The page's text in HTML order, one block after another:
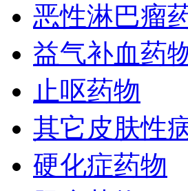
恶性淋巴瘤
益气补血药
止呕药物
其它皮肤性
硬化症药物